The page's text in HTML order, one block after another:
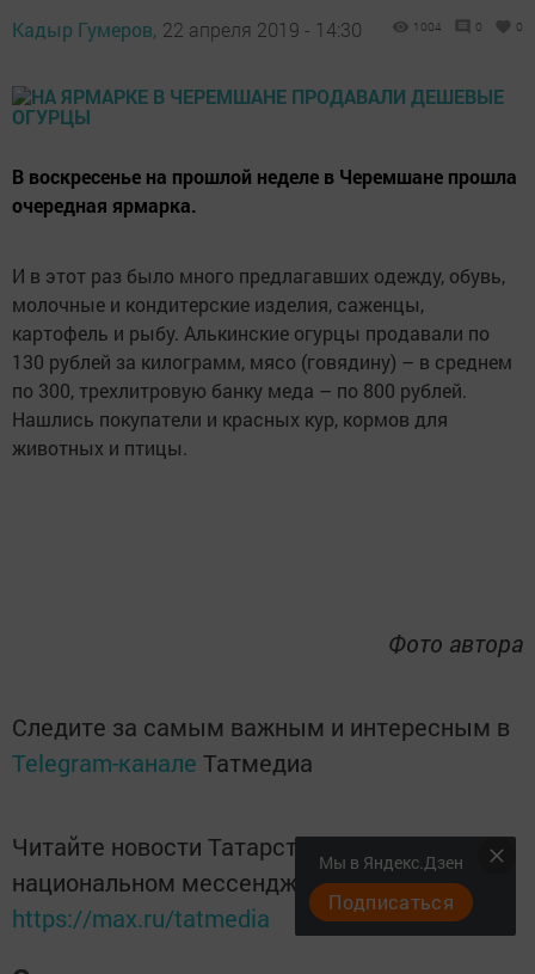
Кадыр Гумеров, 22 апреля 2019 - 14:30 1004 0 0
В воскресенье на прошлой неделе в Черемшане прошла
очередная ярмарка.
И в этот раз было много предлагавших одежду, обувь,
молочные и кондитерские изделия, саженцы,
картофель и рыбу. Алькинские огурцы продавали по
130 рублей за килограмм, мясо (говядину) – в среднем
по 300, трехлитровую банку меда – по 800 рублей.
Нашлись покупатели и красных кур, кормов для
животных и птицы.
Фото автора
Следите за самым важным и интересным в
Telegram-канале Татмедиа
Читайте новости Татарстана в
национальном мессенджере MАХ:
https://max.ru/tatmedia
Мы в Яндекс.Дзен
Подписаться